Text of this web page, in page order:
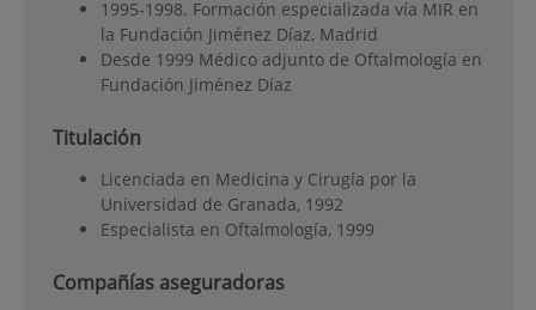
1995-1998. Formación especializada vía MIR en
la Fundación Jiménez Díaz, Madrid
Desde 1999 Médico adjunto de Oftalmología en
Fundación Jiménez Díaz
Titulación
Licenciada en Medicina y Cirugía por la
Universidad de Granada, 1992
Especialista en Oftalmología, 1999
Compañías aseguradoras